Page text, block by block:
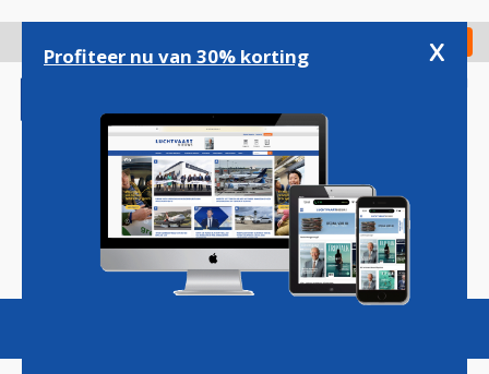
gaan
Check in
Magazine Podcasts Vacatures
Profiteer nu van 30% korting x